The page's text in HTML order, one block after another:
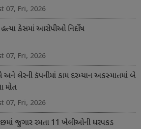
07, Fri, 2026
કેસમાં આરોપીઓ નિર્દોષ
07, Fri, 2026
અને લેરની કંપનીમાં કામ દરમ્યાન અકસ્માતમાં બે
મોત
07, Fri, 2026
જુગાર રમતા 11 ખેલીઓની ધરપકડ